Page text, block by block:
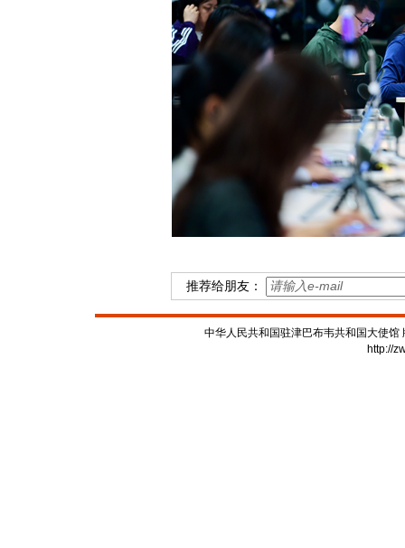
推荐给朋友：
中华人民共和国驻津巴布韦共和国大使
http://